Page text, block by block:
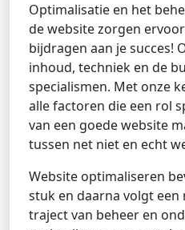
Optimalisatie en het
de website zorgen
bijdragen aan je succes!
inhoud, techniek en de
specialismen. Met onze
alle factoren die een rol
van een goede website
tussen net niet en echt
Website optimaliseren
stuk en daarna volgt
traject van beheer en